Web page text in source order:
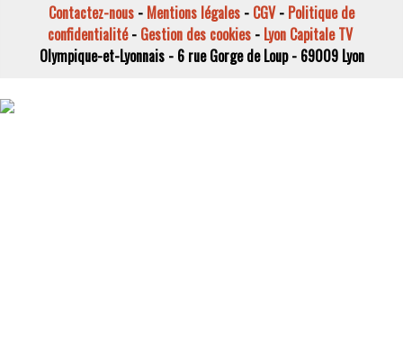
Contactez-nous - Mentions légales - CGV- Politique de
confidentialité- Gestion des cookies- Lyon Capitale TV
Olympique-et-Lyonnais - 6 rue Gorge de Loup - 69009 Lyon